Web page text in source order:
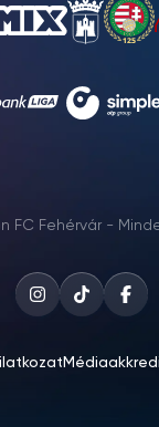
FC Fehérvár -